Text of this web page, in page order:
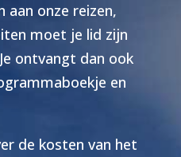
aan onze reizen,
moet je lid zijn
ontvangt dan ook
en
de kosten van het